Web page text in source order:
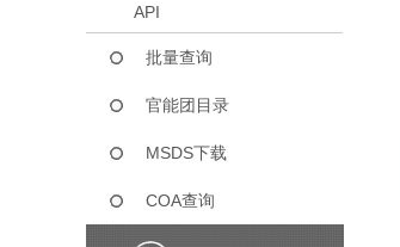
API
批量查询
官能团目录
MSDS下载
COA查询